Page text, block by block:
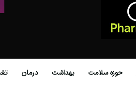
حوزه سلامت بهداشت درمان